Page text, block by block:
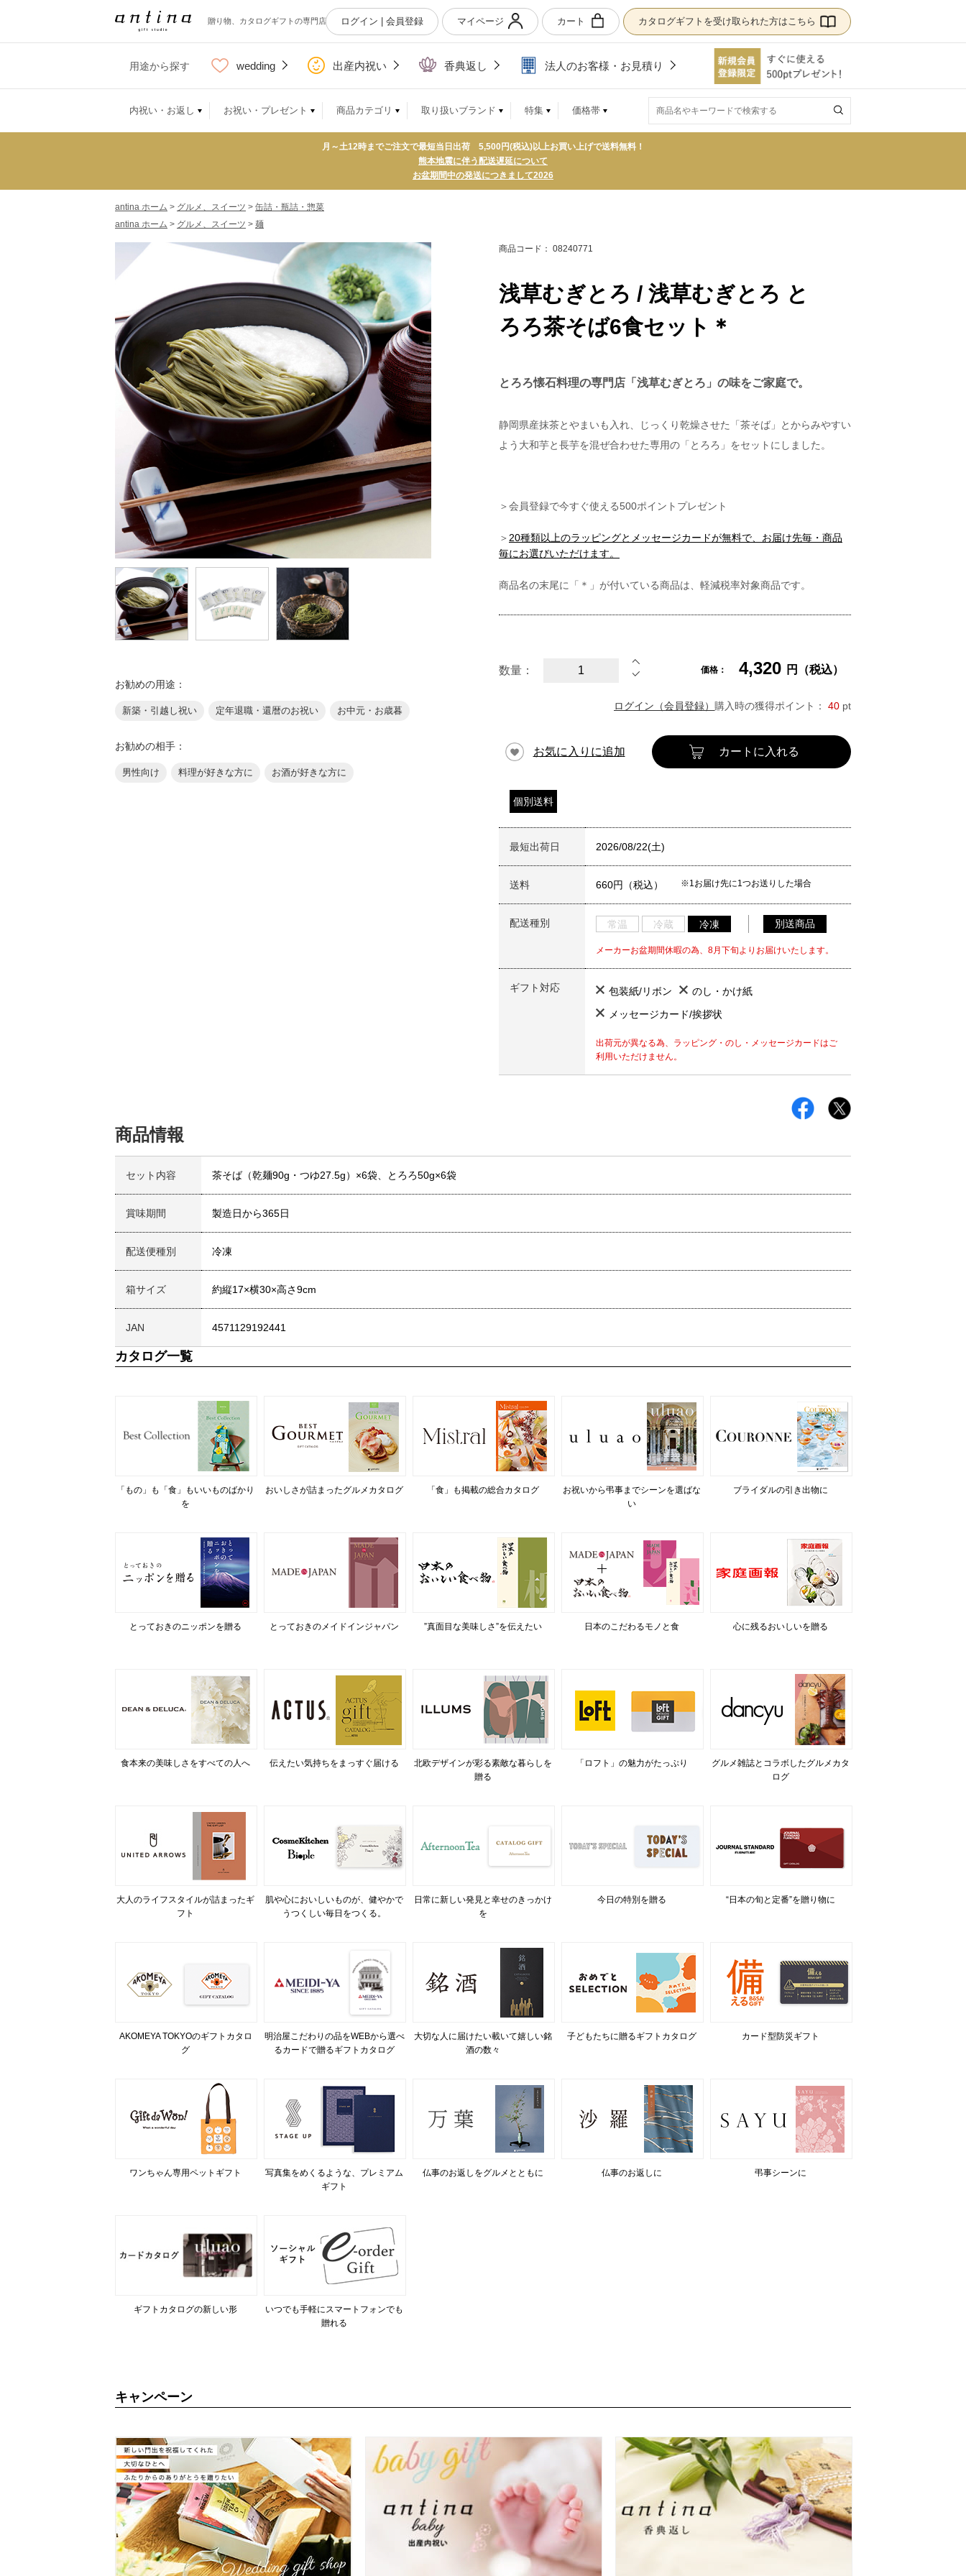
贈り物、カタログギフトの専門店 ログイン | 会員登録 マイページ カート カタログギフトを受け取られた方はこちら
用途から探す wedding 出産内祝い 香典返し 法人のお客様・お見積り
内祝い・お返し お祝い・プレゼント 商品カテゴリ 取り扱いブランド 特集 価格帯
月～土12時までご注文で最短当日出荷 5,500円(税込)以上お買い上げで送料無料！
熊本地震に伴う配送遅延について
お盆期間中の発送につきまして2026
antina ホーム > グルメ、スイーツ > 缶詰・瓶詰・惣菜
antina ホーム > グルメ、スイーツ > 麺
お勧めの用途：
新築・引越し祝い 定年退職・還暦のお祝い お中元・お歳暮
お勧めの相手：
男性向け 料理が好きな方に お酒が好きな方に
商品コード： 08240771
浅草むぎとろ / 浅草むぎとろ と
ろろ茶そば6食セット＊
とろろ懐石料理の専門店「浅草むぎとろ」の味をご家庭で。
静岡県産抹茶とやまいも入れ、じっくり乾燥させた「茶そば」とからみやすい
よう大和芋と長芋を混ぜ合わせた専用の「とろろ」をセットにしました。
＞会員登録で今すぐ使える500ポイントプレゼント
＞ 20種類以上のラッピングとメッセージカードが無料で、お届け先毎・商品
毎にお選びいただけます。
商品名の末尾に「＊」が付いている商品は、軽減税率対象商品です。
数量： 価格： 4,320 円（税込）
ログイン（会員登録） 購入時の獲得ポイント： 40 pt
お気に入りに追加 カートに入れる
個別送料
最短出荷日 2026/08/22(土)
送料 660円（税込） ※1お届け先に1つお送りした場合
配送種別 常温 冷蔵 冷凍 別送商品
メーカーお盆期間休暇の為、8月下旬よりお届けいたします。
ギフト対応 包装紙/リボン
のし・かけ紙
メッセージカード/挨拶状
出荷元が異なる為、ラッピング・のし・メッセージカードはご
利用いただけません。
商品情報
セット内容 茶そば（乾麺90g・つゆ27.5g）×6袋、とろろ50g×6袋
賞味期間 製造日から365日
配送便種別 冷凍
箱サイズ 約縦17×横30×高さ9cm
JAN 4571129192441
カタログ一覧
「もの」も「食」もいいものばかり
を
おいしさが詰まったグルメカタログ 「食」も掲載の総合カタログ
お祝いから弔事までシーンを選ばな
い
ブライダルの引き出物に
とっておきのニッポンを贈る とっておきのメイドインジャパン ”真面目な美味しさ”を伝えたい 日本のこだわるモノと食 心に残るおいしいを贈る
食本来の美味しさをすべての人へ 伝えたい気持ちをまっすぐ届ける
北欧デザインが彩る素敵な暮らしを
贈る
「ロフト」の魅力がたっぷり
グルメ雑誌とコラボしたグルメカタ
ログ
大人のライフスタイルが詰まったギ
フト
肌や心においしいものが、健やかで
うつくしい毎日をつくる。
日常に新しい発見と幸せのきっかけ
を
今日の特別を贈る “日本の旬と定番”を贈り物に
AKOMEYA TOKYOのギフトカタロ
グ
明治屋こだわりの品をWEBから選べ
るカードで贈るギフトカタログ
大切な人に届けたい載いて嬉しい銘
酒の数々
子どもたちに贈るギフトカタログ カード型防災ギフト
ワンちゃん専用ペットギフト
写真集をめくるような、プレミアム
ギフト
仏事のお返しをグルメとともに 仏事のお返しに 弔事シーンに
ギフトカタログの新しい形
いつでも手軽にスマートフォンでも
贈れる
キャンペーン